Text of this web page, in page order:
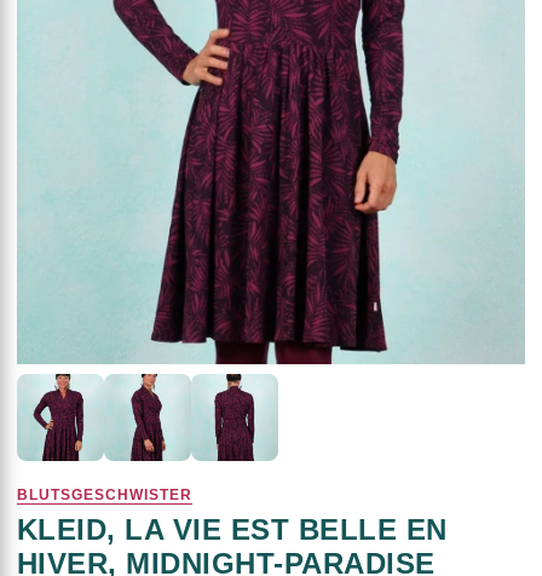
BLUTSGESCHWISTER
KLEID, LA VIE EST BELLE EN
HIVER, MIDNIGHT-PARADISE